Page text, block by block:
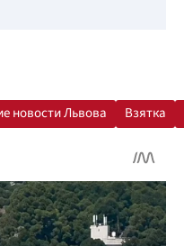
новости Львова Взятка